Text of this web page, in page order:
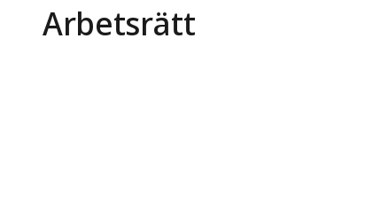
Arbetsrätt